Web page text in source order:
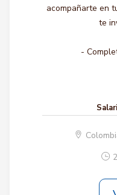
acompañarte en
te
-